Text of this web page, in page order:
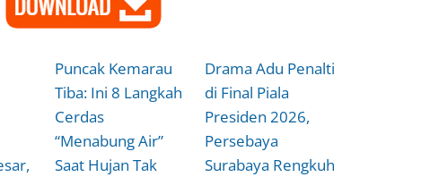
Puncak Kemarau
Tiba: Ini 8 Langkah
Cerdas
“Menabung Air”
Saat Hujan Tak
Drama Adu Penalti
di Final Piala
Presiden 2026,
Persebaya
Surabaya Rengkuh